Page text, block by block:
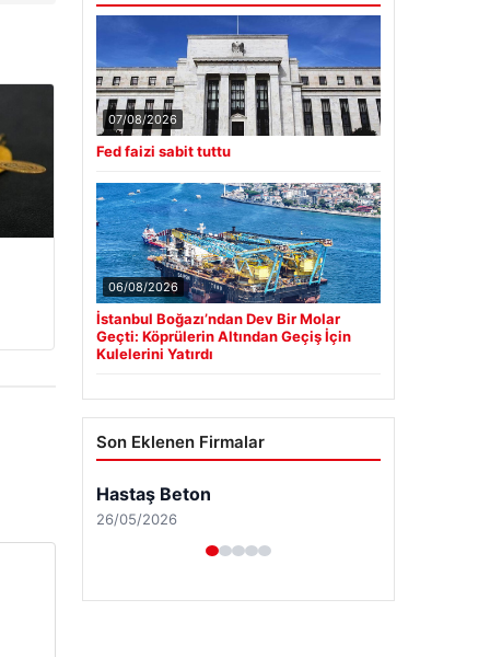
07/08/2026
Fed faizi sabit tuttu
06/08/2026
İstanbul Boğazı’ndan Dev Bir Molar
Geçti: Köprülerin Altından Geçiş İçin
Kulelerini Yatırdı
Son Eklenen Firmalar
Hastaş Beton
26/05/2026